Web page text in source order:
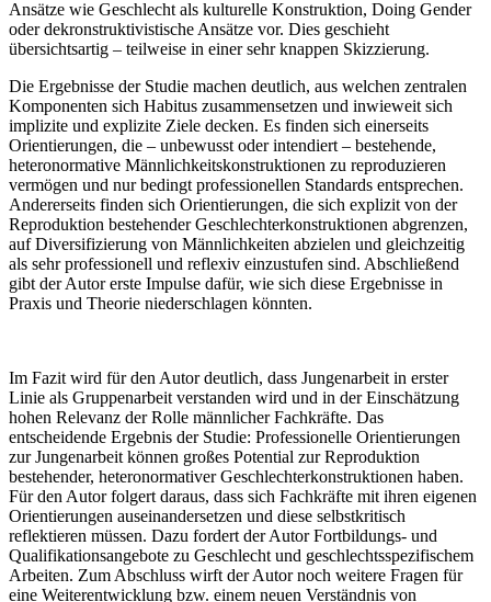
Ansätze wie Geschlecht als kulturelle Konstruktion, Doing Gender
oder dekronstruktivistische Ansätze vor. Dies geschieht
übersichtsartig – teilweise in einer sehr knappen Skizzierung.
Die Ergebnisse der Studie machen deutlich, aus welchen zentralen
Komponenten sich Habitus zusammensetzen und inwieweit sich
implizite und explizite Ziele decken. Es finden sich einerseits
Orientierungen, die – unbewusst oder intendiert – bestehende,
heteronormative Männlichkeitskonstruktionen zu reproduzieren
vermögen und nur bedingt professionellen Standards entsprechen.
Andererseits finden sich Orientierungen, die sich explizit von der
Reproduktion bestehender Geschlechterkonstruktionen abgrenzen,
auf Diversifizierung von Männlichkeiten abzielen und gleichzeitig
als sehr professionell und reflexiv einzustufen sind. Abschließend
gibt der Autor erste Impulse dafür, wie sich diese Ergebnisse in
Praxis und Theorie niederschlagen könnten.
Im Fazit wird für den Autor deutlich, dass Jungenarbeit in erster
Linie als Gruppenarbeit verstanden wird und in der Einschätzung
hohen Relevanz der Rolle männlicher Fachkräfte. Das
entscheidende Ergebnis der Studie: Professionelle Orientierungen
zur Jungenarbeit können großes Potential zur Reproduktion
bestehender, heteronormativer Geschlechterkonstruktionen haben.
Für den Autor folgert daraus, dass sich Fachkräfte mit ihren eigenen
Orientierungen auseinandersetzen und diese selbstkritisch
reflektieren müssen. Dazu fordert der Autor Fortbildungs- und
Qualifikationsangebote zu Geschlecht und geschlechtsspezifischem
Arbeiten. Zum Abschluss wirft der Autor noch weitere Fragen für
eine Weiterentwicklung bzw. einem neuen Verständnis von